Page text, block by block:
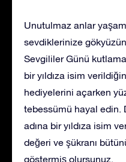
Unutulmaz anlar
sevdiklerinize
Sevgililer Günü
bir yıldıza isim
hediyelerini açarken
tebessümü hayal edin.
adına bir yıldıza isim
değeri ve şükranı
göstermiş olursunuz.